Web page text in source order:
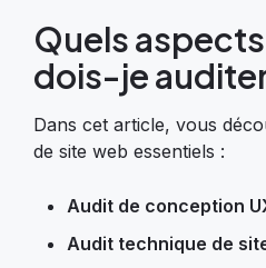
Quels
dois-je
Dans cet article, vous
de site web essentiels :
Audit de conception
Audit technique de